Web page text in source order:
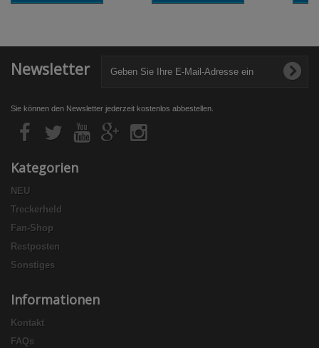
Newsletter
Sie können den Newsletter jederzeit kostenlos abbestellen.
Kategorien
NEU
Treckerheld
Fan-Shop
Restposten
Sonstiges
Informationen
Kontakt
FAQs